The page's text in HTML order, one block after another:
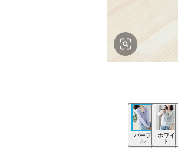
パープ
ル
ホワイ
ト